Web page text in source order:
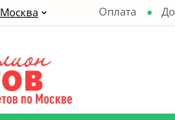
Оплата
Москва